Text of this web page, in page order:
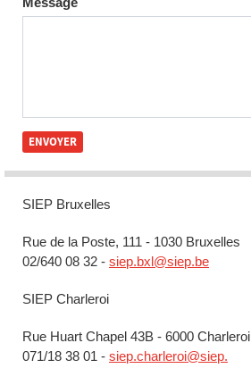
SIEP Bruxelles
Rue de la Poste, 111 - 1030 Bruxelles
02/640 08 32 - siep.bxl@siep.be
SIEP Charleroi
Rue Huart Chapel 43B - 6000 Charleroi
071/18 38 01 - siep.charleroi@siep.